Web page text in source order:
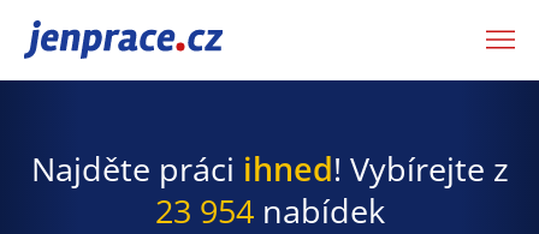
JenPráce.cz
Najděte práci ihned! Vybírejte z
23 954nabídek